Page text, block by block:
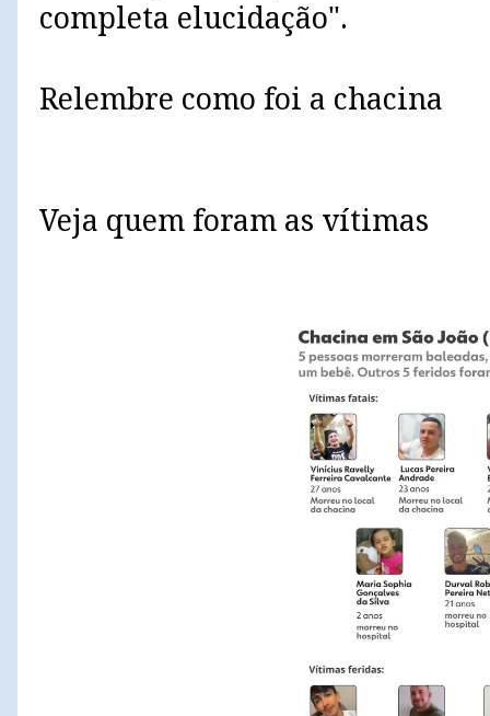
completa elucidação".
Relembre como foi a chacina
Veja quem foram as vítimas